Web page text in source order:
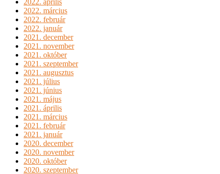
2022. április
2022. március
2022. február
2022. január
2021. december
2021. november
2021. október
2021. szeptember
2021. augusztus
2021. július
2021. június
2021. május
2021. április
2021. március
2021. február
2021. január
2020. december
2020. november
2020. október
2020. szeptember